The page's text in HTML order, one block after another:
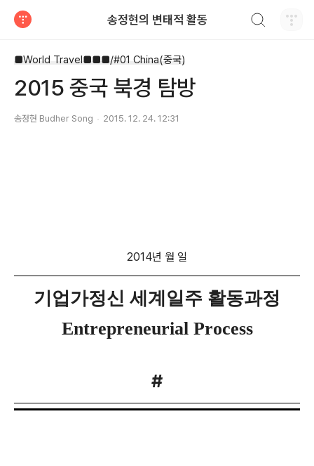
송정현의 변태적 활동
■World Travel■■■/#01 China(중국)
2015 중국 북경 탐방
송정현 Budher Song 2015. 12. 24. 12:31
2014년 월 일
기업가정신 세계일주 활동과정
Entrepreneurial Process
#